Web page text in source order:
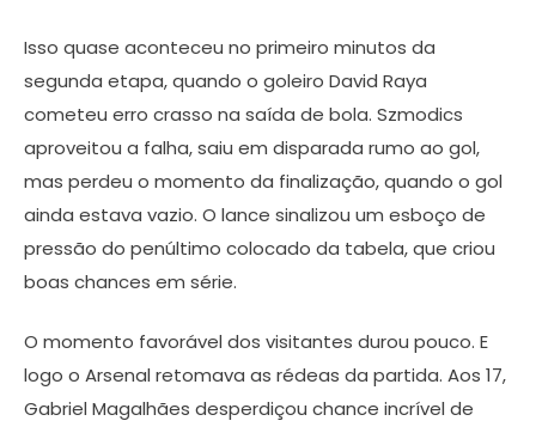
Isso quase aconteceu no primeiro minutos da
segunda etapa, quando o goleiro David Raya
cometeu erro crasso na saída de bola. Szmodics
aproveitou a falha, saiu em disparada rumo ao gol,
mas perdeu o momento da finalização, quando o gol
ainda estava vazio. O lance sinalizou um esboço de
pressão do penúltimo colocado da tabela, que criou
boas chances em série.
O momento favorável dos visitantes durou pouco. E
logo o Arsenal retomava as rédeas da partida. Aos 17,
Gabriel Magalhães desperdiçou chance incrível de